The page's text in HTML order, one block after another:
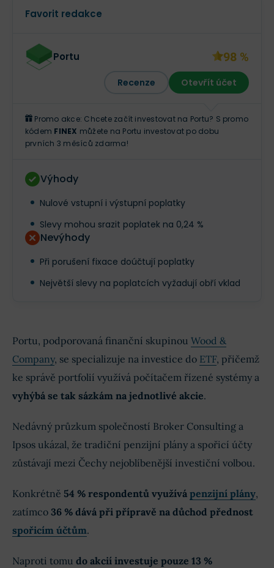
Favorit redakce
Portu 98 %
Recenze Otevřít účet
Promo akce: Chcete začít investovat na Portu? S promo
kódem FINEX můžete na Portu investovat po dobu
prvních 3 měsíců zdarma!
Výhody
Nulové vstupní i výstupní poplatky
Slevy mohou srazit poplatek na 0,24 %
Nevýhody
Při porušení fixace doúčtují poplatky
Největší slevy na poplatcích vyžadují obří vklad
Portu, podporovaná finanční skupinou Wood &
Company, se specializuje na investice do ETF, přičemž
ke správě portfolií využívá počítačem řízené systémy a
vyhýbá se tak sázkám na jednotlivé akcie.
Nedávný průzkum společností Broker Consulting a
Ipsos ukázal, že tradiční penzijní plány a spořicí účty
zůstávají mezi Čechy nejoblíbenější investiční volbou.
Konkrétně 54 % respondentů využívá penzijní plány,
zatímco 36 % dává při přípravě na důchod přednost
spořicím účtům.
Naproti tomu do akcií investuje pouze 13 %